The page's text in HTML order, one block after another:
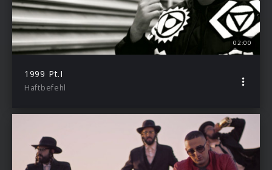
02:00
1999 Pt.I
Haftbefehl